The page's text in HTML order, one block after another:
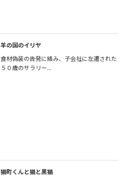
羊の国のイリヤ
食材偽装の告発に絡み、子会社に左遷された
５０歳のサラリー...
猫町くんと猫と黒猫